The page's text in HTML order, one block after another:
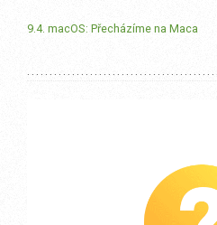
9.4. macOS: Přecházíme na Maca